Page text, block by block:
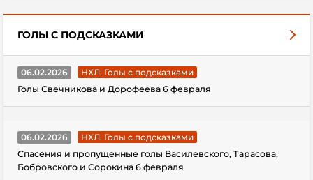
ГОЛЫ С ПОДСКАЗКАМИ
06.02.2026
НХЛ. Голы с подсказками
Голы Свечникова и Дорофеева 6 февраля
06.02.2026
НХЛ. Голы с подсказками
Спасения и пропущенные голы Василевского, Тарасова,
Бобровского и Сорокина 6 февраля